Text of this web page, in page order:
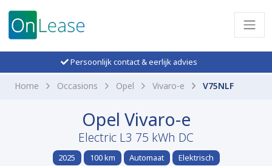
Persoonlijk contact & eerlijk advies
Home Occasions Opel Vivaro-e V75NLF
Opel Vivaro-e
Electric L3 75 kWh DC
2025 100 km Automaat Elektrisch